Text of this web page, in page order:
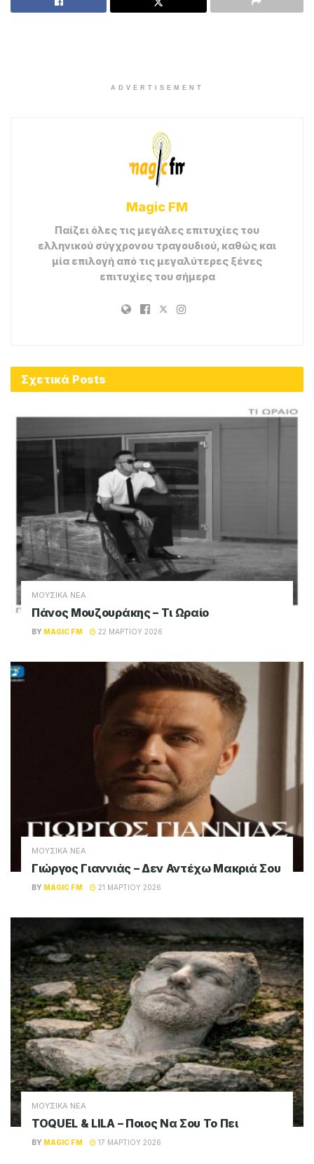
ADVERTISEMENT
Magic FM
Παίζει όλες τις μεγάλες επιτυχίες του
ελληνικού σύγχρονου τραγουδιού, καθώς και
μία επιλογή από τις μεγαλύτερες ξένες
επιτυχίες του σήμερα
Σχετικά Posts
ΜΟΥΣΙΚΑ ΝΕΑ
Πάνος Μουζουράκης – Τι Ωραίο
BY MAGIC FM 22 ΜΑΡΤΊΟΥ 2026
ΜΟΥΣΙΚΑ ΝΕΑ
Γιώργος Γιαννιάς – Δεν Αντέχω Μακριά Σου
BY MAGIC FM 21 ΜΑΡΤΊΟΥ 2026
ΜΟΥΣΙΚΑ ΝΕΑ
TOQUEL & LILA – Ποιος Να Σου Το Πει
BY MAGIC FM 17 ΜΑΡΤΊΟΥ 2026